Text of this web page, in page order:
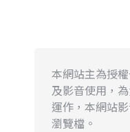
本網站主為授
及影音使用，
運作，本網站
瀏覽檔。